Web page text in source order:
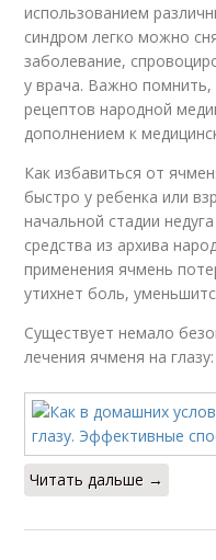
использованием
синдром легко можно
заболевание,
у врача. Важно
рецептов народной
дополнением к
Как избавиться от
быстро у ребенка или
начальной стадии
средства из архива
применения ячмень
утихнет боль,
Существует немало
лечения ячменя на глазу:
Читать дальше →